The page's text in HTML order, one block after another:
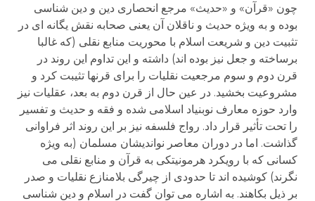
چون «قرآن» و «حدیث» مرجع انحصاری دین و دین شناسی
بوده و به ویژه حدیث و ناقلان آن یعنی صحابه نقش یگانه ای در
تثبیت دین و شریعت اسلام با محوریت منابع نقلی (که غالبا
برساخته و جعل نیز بوده اند) داشته و این تداوم این روند در
قرن دوم و سوم مرجعیت نقلیات را برای قرنها تثیبت کرد و
مشروعیت بخشید. در عین حال از قرن دوم به بعد، عقلیات نیز
وارد حوزه معارف نوبنیاد اسلامی شده و فقه و حدیث و تفسیر
را تحت تأثیر قرار داد. رواج فلسفه نیز بر این روند اثر فراوانی
گذاشت. اما در دوران معاصر نواندیشان مسلمان (به ویژه
کسانی که با رویکرد هرمونیتکی به قرآن و منابع نقلی می
نگرند) کوشیده اند تا حدودی از چیرگی بلامنازع نقلیات و صدر
بر ذیل بکاهند. به اشاره می توان گفت در اسلام و دین شناسی